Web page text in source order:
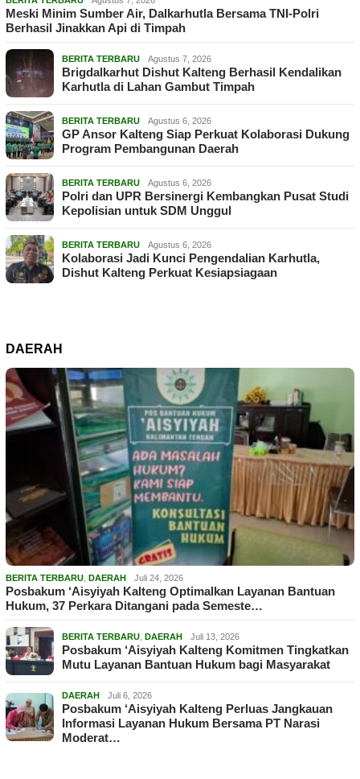
Meski Minim Sumber Air, Dalkarhutla Bersama TNI-Polri
Berhasil Jinakkan Api di Timpah
BERITA TERBARU Agustus 7, 2026
Brigdalkarhut Dishut Kalteng Berhasil Kendalikan
Karhutla di Lahan Gambut Timpah
BERITA TERBARU Agustus 6, 2026
GP Ansor Kalteng Siap Perkuat Kolaborasi Dukung
Program Pembangunan Daerah
BERITA TERBARU Agustus 6, 2026
Polri dan UPR Bersinergi Kembangkan Pusat Studi
Kepolisian untuk SDM Unggul
BERITA TERBARU Agustus 6, 2026
Kolaborasi Jadi Kunci Pengendalian Karhutla,
Dishut Kalteng Perkuat Kesiapsiagaan
DAERAH
BERITA TERBARU DAERAH Juli 24, 2026
Posbakum ‘Aisyiyah Kalteng Optimalkan Layanan Bantuan
Hukum, 37 Perkara Ditangani pada Semeste…
BERITA TERBARU DAERAH Juli 13, 2026
Posbakum ‘Aisyiyah Kalteng Komitmen Tingkatkan
Mutu Layanan Bantuan Hukum bagi Masyarakat
DAERAH Juli 6, 2026
Posbakum ‘Aisyiyah Kalteng Perluas Jangkauan
Informasi Layanan Hukum Bersama PT Narasi
Moderat…